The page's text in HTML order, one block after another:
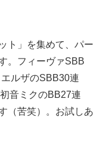
ト」を集めて、パー
。フィーヴァSBB
ルザのSBB30連
音ミクのBB27連
（苦笑）。お試しあ